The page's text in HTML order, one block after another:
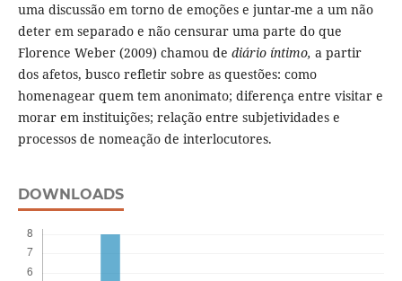
uma discussão em torno de emoções e juntar-me a um não
deter em separado e não censurar uma parte do que
Florence Weber (2009) chamou de diário íntimo, a partir
dos afetos, busco refletir sobre as questões: como
homenagear quem tem anonimato; diferença entre visitar e
morar em instituições; relação entre subjetividades e
processos de nomeação de interlocutores.
DOWNLOADS